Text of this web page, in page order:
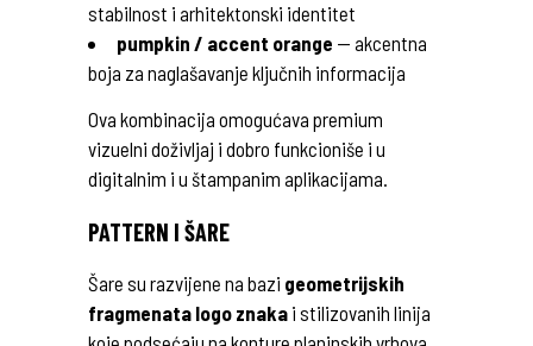
stabilnost i arhitektonski identitet
pumpkin / accent orange — akcentna
boja za naglašavanje ključnih informacija
Ova kombinacija omogućava premium
vizuelni doživljaj i dobro funkcioniše i u
digitalnim i u štampanim aplikacijama.
PATTERN I ŠARE
Šare su razvijene na bazi geometrijskih
fragmenata logo znaka i stilizovanih linija